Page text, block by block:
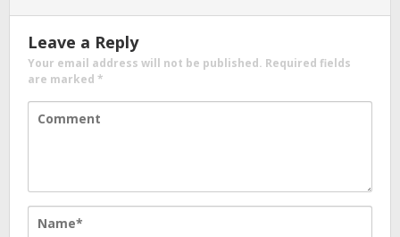
Leave a Reply
Your email address will not be published. Required fields
are marked *